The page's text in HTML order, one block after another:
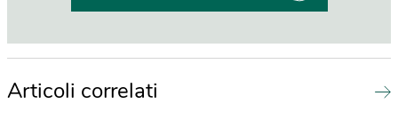
Articoli correlati